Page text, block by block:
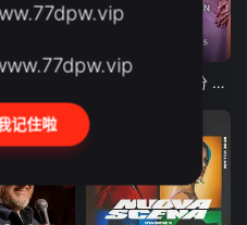
最后通牒不结就分 第四季
记住啦